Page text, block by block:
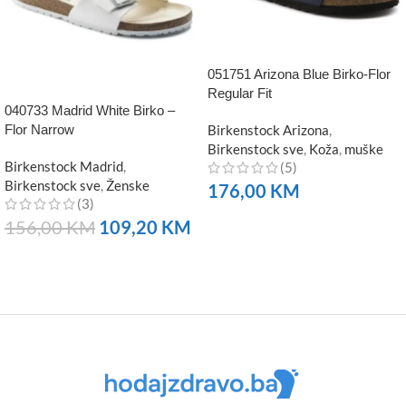
040733 Madrid White Birko –
Flor Narrow
Birkenstock Madrid,
Birkenstock sve, Ženske
(3)
156,00KM 109,20 KM
051751 Arizona Blue Birko-Flor
Regular Fit
Birkenstock Arizona,
Birkenstock sve, Koža, muške
(5)
176,00 KM